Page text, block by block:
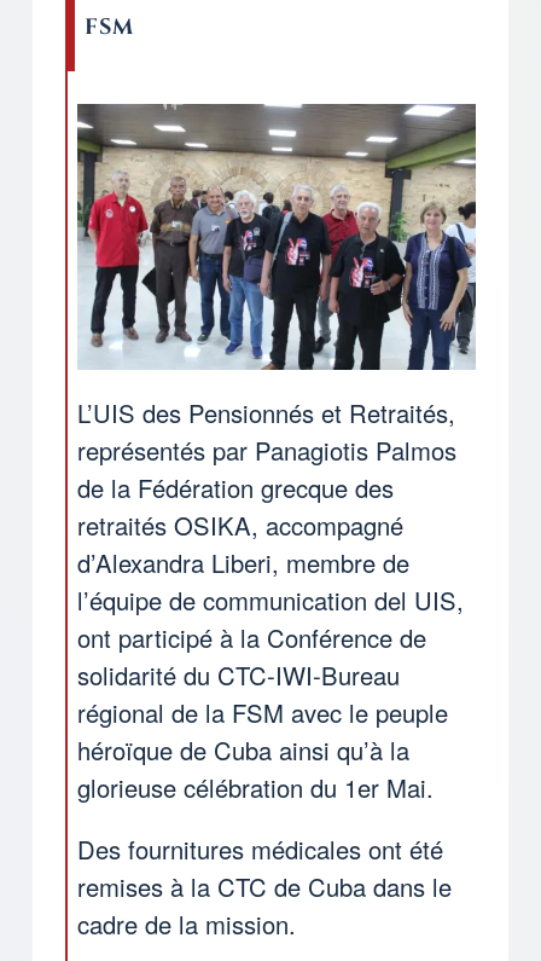
FSM
L’UIS des Pensionnés et Retraités,
représentés par Panagiotis Palmos
de la Fédération grecque des
retraités OSIKA, accompagné
d’Alexandra Liberi, membre de
l’équipe de communication del UIS,
ont participé à la Conférence de
solidarité du CTC-IWI-Bureau
régional de la FSM avec le peuple
héroïque de Cuba ainsi qu’à la
glorieuse célébration du 1er Mai.
Des fournitures médicales ont été
remises à la CTC de Cuba dans le
cadre de la mission.